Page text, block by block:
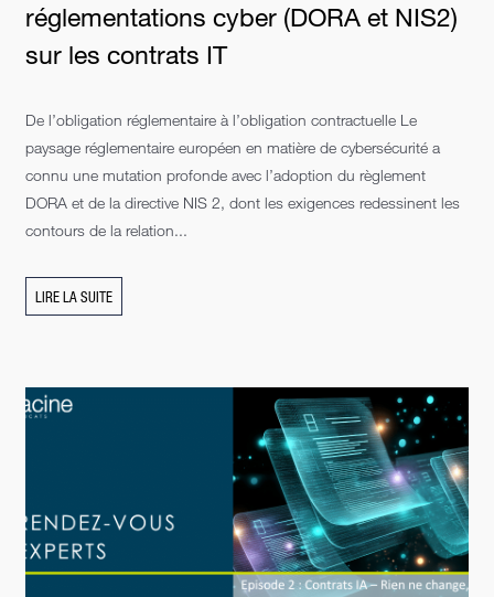
réglementations cyber (DORA et NIS2)
sur les contrats IT
De l’obligation réglementaire à l’obligation contractuelle Le
paysage réglementaire européen en matière de cybersécurité a
connu une mutation profonde avec l’adoption du règlement
DORA et de la directive NIS 2, dont les exigences redessinent les
contours de la relation...
LIRE LA SUITE